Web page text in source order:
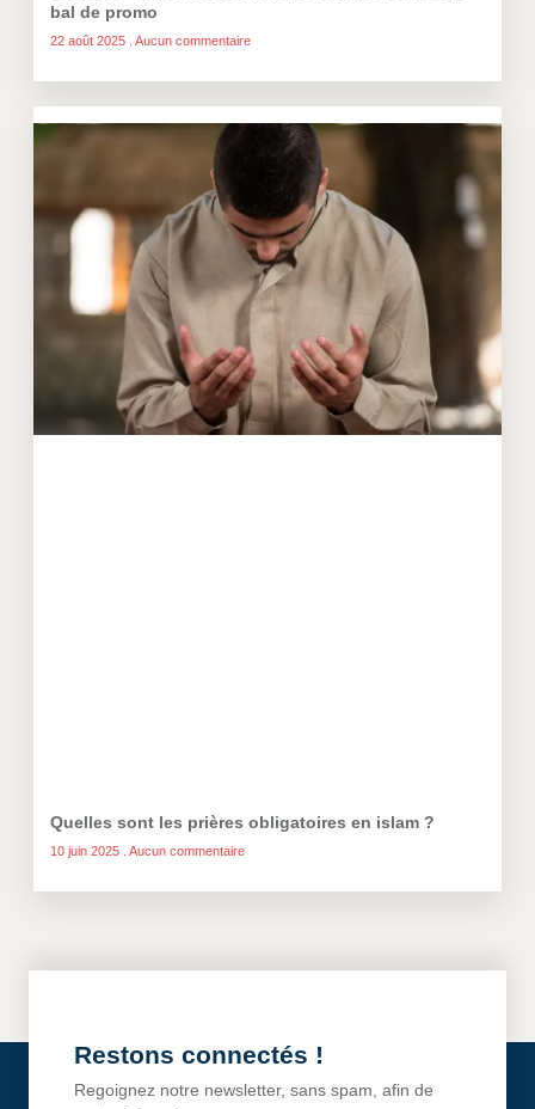
bal de promo
22 août 2025 Aucun commentaire
Quelles sont les prières obligatoires en islam ?
10 juin 2025 Aucun commentaire
Restons connectés !
Regoignez notre newsletter, sans spam, afin de